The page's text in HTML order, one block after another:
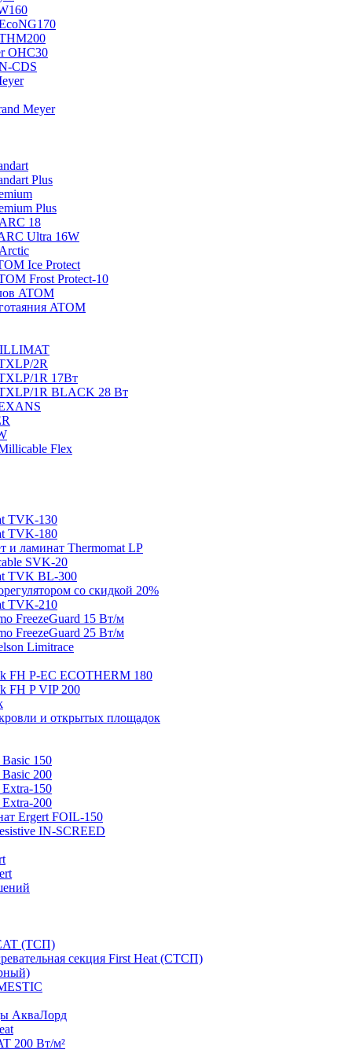
OHC30
CDS
Meyer
Plus
Plus
18
Ultra 16W
Ice Protect
Frost Protect-10
ATOM
ATOM
2R
1R 17Вт
TXLP/1R BLACK 28 Вт
Flex
TVK-130
TVK-180
и ламинат Thermomat LP
SVK-20
TVK BL-300
со скидкой 20%
TVK-210
FreezeGuard 15 Вт/м
FreezeGuard 25 Вт/м
Limitrace
FH P-EC ECOTHERM 180
FH P VIP 200
и открытых площадок
150
200
150
200
Ergert FOIL-150
IN-SCREED
(ТСП)
секция First Heat (СТСП)
АкваЛорд
200 Вт/м²